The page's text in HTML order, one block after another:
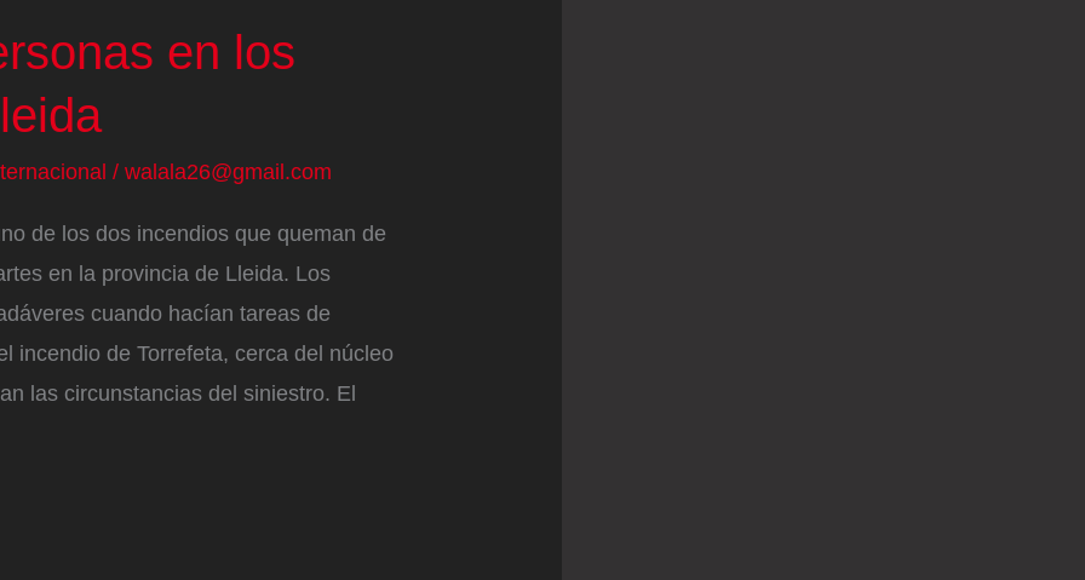
en los
/ walala26@gmail.com
de los dos incendios que queman de
en la provincia de Lleida. Los
cuando hacían tareas de
incendio de Torrefeta, cerca del núcleo
las circunstancias del siniestro. El